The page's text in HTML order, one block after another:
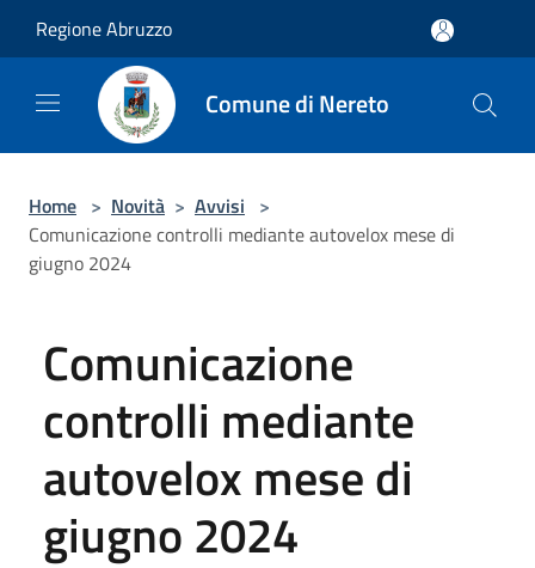
Regione Abruzzo
Comune di Nereto
Home > Novità > Avvisi >
Comunicazione controlli mediante autovelox mese di
giugno 2024
Comunicazione
controlli mediante
autovelox mese di
giugno 2024